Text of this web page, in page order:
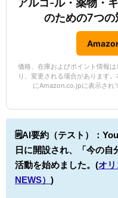
アルコ-ル・薬物・
のための7つ
価格、在庫およびポイント情報
り、変更される場合があります
にAmazon.co.jpに表示され
🗒️AI要約（テスト）：
日に開設され、「今の
活動を始めました。(オ
NEWS） )